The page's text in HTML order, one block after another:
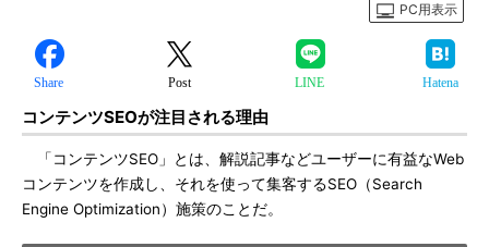
PC用表示
Share Post LINE Hatena
コンテンツSEOが注目される理由
「コンテンツSEO」とは、解説記事などユーザーに有益なWeb
コンテンツを作成し、それを使って集客するSEO（Search
Engine Optimization）施策のことだ。